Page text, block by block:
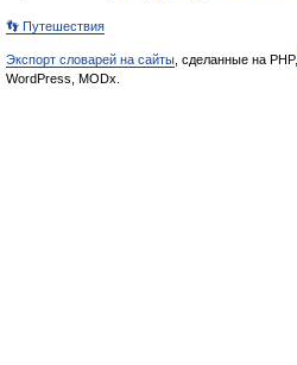
👣 Путешествия
Экспорт словарей на сайты , сделанные на PHP,
WordPress, MODx.